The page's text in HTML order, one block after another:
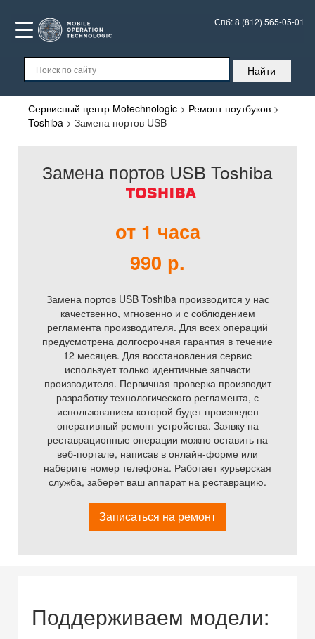
Спб:8 (812) 565-05-01
Сервисный центр Motechnologic > Ремонт ноутбуков >
Toshiba > Замена портов USB
Замена портов USB Toshiba
от 1 часа
990 р.
Замена портов USB Toshiba производится у нас
качественно, мгновенно и с соблюдением
регламента производителя. Для всех операций
предусмотрена долгосрочная гарантия в течение
12 месяцев. Для восстановления сервис
использует только идентичные запчасти
производителя. Первичная проверка производит
разработку технологического регламента, с
использованием которой будет произведен
оперативный ремонт устройства. Заявку на
реставрационные операции можно оставить на
веб-портале, написав в онлайн-форме или
наберите номер телефона. Работает курьерская
служба, заберет ваш аппарат на реставрацию.
Записаться на ремонт
Поддерживаем модели: